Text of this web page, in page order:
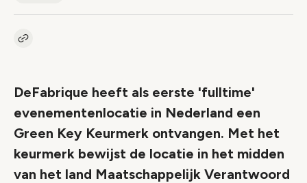
Kopieer link naar artikel
DeFabrique heeft als eerste 'fulltime'
evenementenlocatie in Nederland een
Green Key Keurmerk ontvangen. Met het
keurmerk bewijst de locatie in het midden
van het land Maatschappelijk Verantwoord